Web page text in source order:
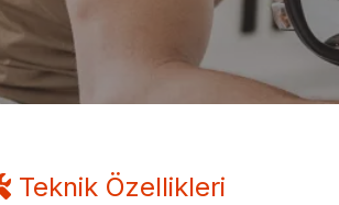
Teknik Özellikleri